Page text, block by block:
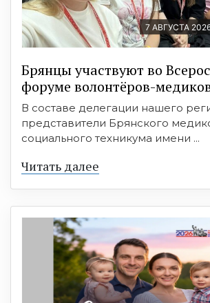
7 АВГУСТА
Брянцы участвуют во
форуме волонтёров-
В составе делегации нашего
представители Брянского
социального техникума имени ...
Читать далее